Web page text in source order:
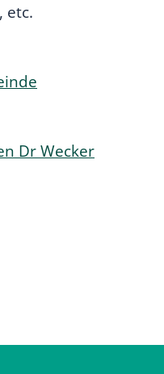
etc.
Dr Wecker